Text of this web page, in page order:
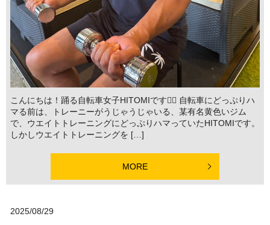
こんにちは！踊る自転車女子HITOMIです🚴‍♀️ 自転車にどっぷりハ
マる前は、トレーニーがうじゃうじゃいる、某有名黄色いジム
で、ウエイトトレーニングにどっぷりハマっていたHITOMIです。
しかしウエイトトレーニングを […]
MORE
2025/08/29